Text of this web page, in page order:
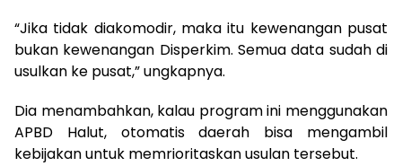
“Jika tidak diakomodir, maka itu kewenangan pusat
bukan kewenangan Disperkim. Semua data sudah di
usulkan ke pusat,” ungkapnya.
Dia menambahkan, kalau program ini menggunakan
APBD Halut, otomatis daerah bisa mengambil
kebijakan untuk memrioritaskan usulan tersebut.